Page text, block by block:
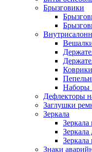
Брызговики
Наборы
Дефлекторы
Заглушки
Зеркала
Знаки